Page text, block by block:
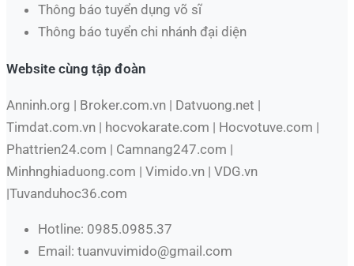
Thông báo tuyển dụng võ sĩ
Thông báo tuyển chi nhánh đại diện
Website cùng tập đoàn
Anninh.org | Broker.com.vn | Datvuong.net |
Timdat.com.vn | hocvokarate.com | Hocvotuve.com |
Phattrien24.com | Camnang247.com |
Minhnghiaduong.com | Vimido.vn | VDG.vn
|Tuvanduhoc36.com
Hotline: 0985.0985.37
Email: tuanvuvimido@gmail.com